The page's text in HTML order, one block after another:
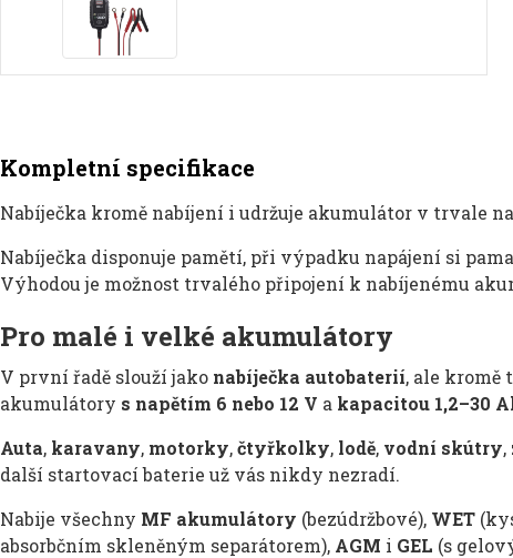
Kompletní specifikace
Nabíječka kromě nabíjení i udržuje akumulátor v trvale
Nabíječka disponuje pamětí, při výpadku napájení si
Výhodou je možnost trvalého připojení k nabíjenému
Pro malé i velké akumulátory
V první řadě slouží jako nabíječka autobaterií, ale kromě
akumulátory s napětím 6 nebo 12 V a kapacitou 1,2–30
Auta, karavany, motorky,čtyřkolky, lodě, vodní skútry,
další startovací baterie už vás nikdy nezradí.
Nabije všechny MF akumulátory (bezúdržbové), WET
absorbčním skleněným separátorem), AGM i GEL (s